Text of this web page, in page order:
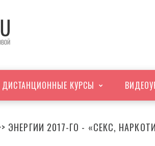
ДИСТАНЦИОННЫЕ КУРСЫ ВИДЕО
ЭНЕРГИИ 2017-ГО - «СЕКС,